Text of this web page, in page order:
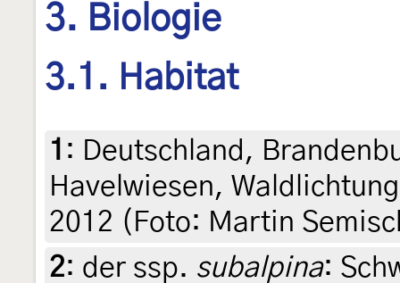
3. Biologie
3.1. Habitat
1 : Deutschland,
Havelwiesen,
2012 (Foto: Martin
2: der ssp. subalpina: